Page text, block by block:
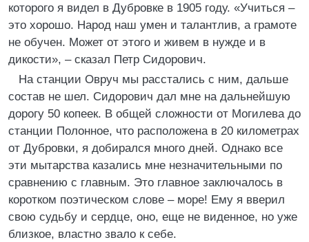
которого я видел в Дубровке в 1905 году. «Учиться –
это хорошо. Народ наш умен и талантлив, а грамоте
не обучен. Может от этого и живем в нужде и в
дикости», – сказал Петр Сидорович.
На станции Овруч мы расстались с ним, дальше
состав не шел. Сидорович дал мне на дальнейшую
дорогу 50 копеек. В общей сложности от Могилева до
станции Полонное, что расположена в 20 километрах
от Дубровки, я добирался много дней. Однако все
эти мытарства казались мне незначительными по
сравнению с главным. Это главное заключалось в
коротком поэтическом слове – море! Ему я вверил
свою судьбу и сердце, оно, еще не виденное, но уже
близкое, властно звало к себе.